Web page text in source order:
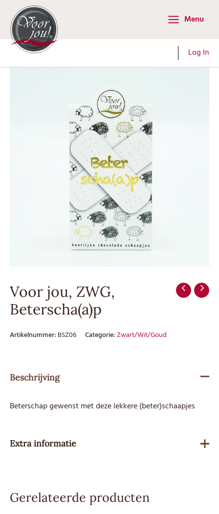
naar
inhoud
Main
Menu
Menu
Log In
Voor jou, ZWG,
Beterscha(a)p
Artikelnummer: BSZ06 Categorie:Zwart/Wit/Goud
Beschrijving
Beterschap gewenst met deze lekkere (beter)schaapjes
Extra informatie
Besteleenheid
6
Gerelateerde producten